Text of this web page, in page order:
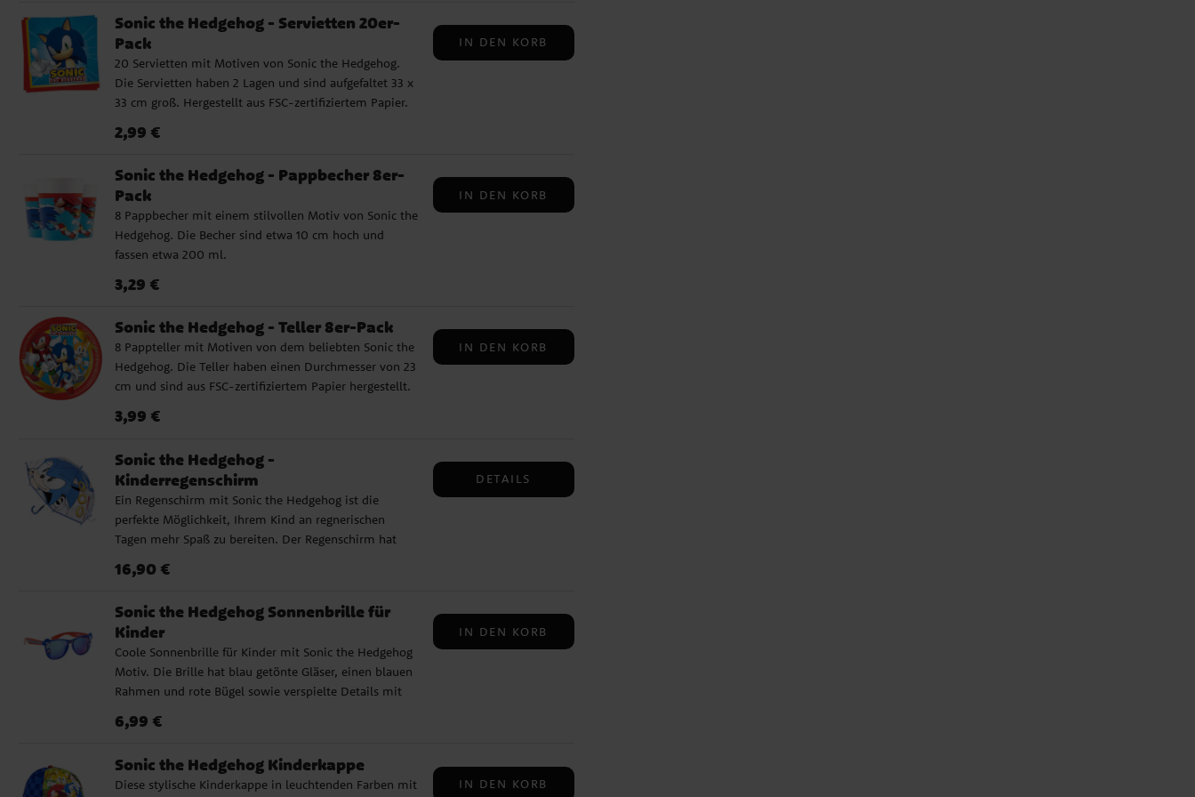
Sonic the Hedgehog - Servietten 20er-
Pack
20 Servietten mit Motiven von Sonic the Hedgehog.
Die Servietten haben 2 Lagen und sind aufgefaltet 33 x
33 cm groß. Hergestellt aus FSC-zertifiziertem Papier.
Preis: 2,99 €
2,99 €
IN DEN KORB
Sonic the Hedgehog - Pappbecher 8er-
Pack
8 Pappbecher mit einem stilvollen Motiv von Sonic the
Hedgehog. Die Becher sind etwa 10 cm hoch und
fassen etwa 200 ml.
Preis:3,29 €
3,29 €
IN DEN KORB
Sonic the Hedgehog - Teller 8er-Pack
8 Pappteller mit Motiven von dem beliebten Sonic the
Hedgehog. Die Teller haben einen Durchmesser von 23
cm und sind aus FSC-zertifiziertem Papier hergestellt.
Preis: 3,99 €
3,99 €
IN DEN KORB
Sonic the Hedgehog -
Kinderregenschirm
Ein Regenschirm mit Sonic the Hedgehog ist die
perfekte Möglichkeit, Ihrem Kind an regnerischen
Tagen mehr Spaß zu bereiten. Der Regenschirm hat
hochwertigem PoE und Fiberglas. Er hat 8 Streben und
Hedgehog-Design wird dieser Regenschirm bei allen
kleinen Fans des Videospiels und der Filme beliebt
sein.
Preis:16,90 €
16,90 €
DETAILS
Sonic the Hedgehog Sonnenbrille für
Kinder
Coole Sonnenbrille für Kinder mit Sonic the Hedgehog
Motiv. Die Brille hat blau getönte Gläser, einen blauen
Rahmen und rote Bügel sowie verspielte Details mit
UV400-Schutz vor den Sonnenstrahlen und ist perfekt
Sonnenbrille mit Sonic the Hedgehog Motiv ✔️ Blau
getönte Gläser ✔️ Blauer Rahmen und rote Bügel mit
Preis: 6,99 €
6,99 €
IN DEN KORB
Sonic the Hedgehog Kinderkappe
Diese stylische Kinderkappe in leuchtenden Farben mit
IN DEN KORB